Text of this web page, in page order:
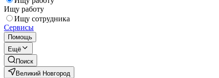
Ищу работу
Ищу сотрудника
Сервисы
Помощь
Ещё
Поиск
Великий Новгород